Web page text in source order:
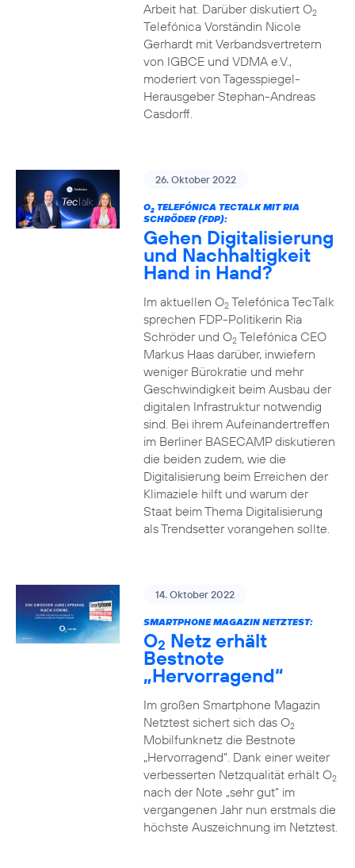
Arbeit hat. Darüber diskutiert O2
Telefónica Vorständin Nicole
Gerhardt mit Verbandsvertretern
von IGBCE und VDMA e.V.,
moderiert von Tagesspiegel-
Herausgeber Stephan-Andreas
Casdorff.
26. Oktober 2022
O2TELEFÓNICA TECTALK MIT RIA
SCHRÖDER (FDP):
Gehen Digitalisierung
und Nachhaltigkeit
Hand in Hand?
Im aktuellen O2Telefónica TecTalk
sprechen FDP-Politikerin Ria
Schröder und O2Telefónica CEO
Markus Haas darüber, inwiefern
weniger Bürokratie und mehr
Geschwindigkeit beim Ausbau der
digitalen Infrastruktur notwendig
sind. Bei ihrem Aufeinandertreffen
im Berliner BASECAMP diskutieren
die beiden zudem, wie die
Digitalisierung beim Erreichen der
Klimaziele hilft und warum der
Staat beim Thema Digitalisierung
als Trendsetter vorangehen sollte.
14. Oktober 2022
SMARTPHONE MAGAZIN NETZTEST:
O2 Netz erhält
Bestnote
„Hervorragend“
Im großen Smartphone Magazin
Netztest sichert sich das O2
Mobilfunknetz die Bestnote
„Hervorragend“. Dank einer weiter
verbesserten Netzqualität erhält O2
nach der Note „sehr gut“ im
vergangenen Jahr nun erstmals die
höchste Auszeichnung im Netztest.